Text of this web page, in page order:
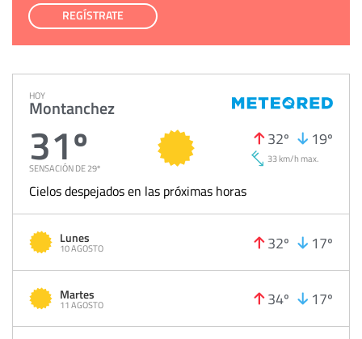
REGÍSTRATE
HOY
Montanchez
31º
SENSACIÓN DE 29º
32º 19º
33 km/h max.
Cielos despejados en las próximas horas
Lunes
10 AGOSTO 32º 17º
Martes
11 AGOSTO 34º 17º